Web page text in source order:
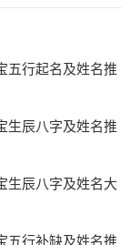
五行起名及姓名推
生辰八字及姓名推
生辰八字及姓名大
五行补缺及姓名推